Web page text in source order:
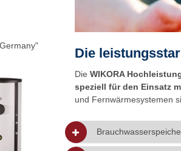
Die
DieWIKORA
speziell für den Einsatz
und Fernwärmesystemen